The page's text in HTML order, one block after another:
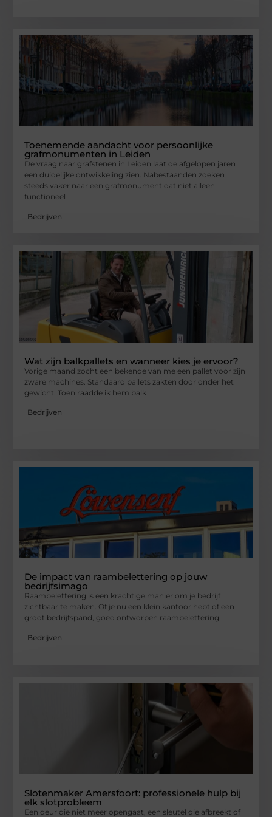
Toenemende aandacht voor persoonlijke
grafmonumenten in Leiden
De vraag naar grafstenen in Leiden laat de afgelopen jaren
een duidelijke ontwikkeling zien. Nabestaanden zoeken
steeds vaker naar een grafmonument dat niet alleen
functioneel
Bedrijven
Wat zijn balkpallets en wanneer kies je ervoor?
Vorige maand zocht een bekende van me een pallet voor zijn
zware machines. Standaard pallets zakten door onder het
gewicht. Toen raadde ik hem balk
Bedrijven
De impact van raambelettering op jouw
bedrijfsimago
Raambelettering is een krachtige manier om je bedrijf
zichtbaar te maken. Of je nu een klein kantoor hebt of een
groot bedrijfspand, goed ontworpen raambelettering
Bedrijven
Slotenmaker Amersfoort: professionele hulp bij
elk slotprobleem
Een deur die niet meer opengaat, een sleutel die afbreekt of